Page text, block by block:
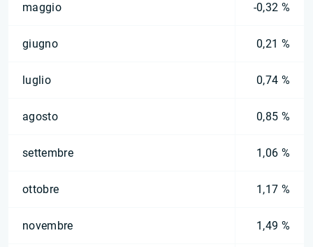
maggio -0,32 %
giugno 0,21 %
luglio 0,74 %
agosto 0,85 %
settembre 1,06 %
ottobre 1,17 %
novembre 1,49 %